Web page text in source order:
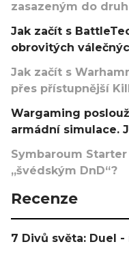
zasazeným do
Jak začít s
obrovitých
Jak začít s
přes přístupnější
Wargaming
armádní simulace.
Symbaroum
„švédským DnD“?
Recenze
7 Divů světa: Duel